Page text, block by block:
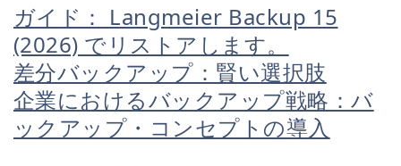
ガイド： Langmeier Backup 15
(2026) でリストアします。
差分バックアップ：賢い選択肢
企業におけるバックアップ戦略：バ
ックアップ・コンセプトの導入